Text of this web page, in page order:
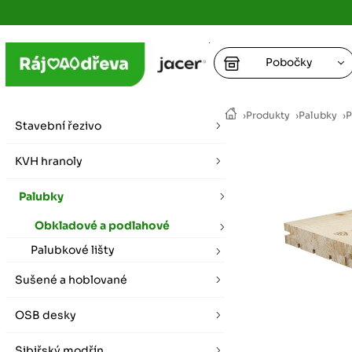
›Produkty ›Palubky ›
Stavební řezivo
KVH hranoly
Palubky
Obkladové a podlahové
Palubkové lišty
Sušené a hoblované
OSB desky
Pobočky
+
+
vybírat zde
Praha
vybírat zde